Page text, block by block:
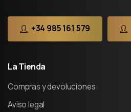
+34 985 161 579
LaTienda
Compras y devoluciones
Aviso legal